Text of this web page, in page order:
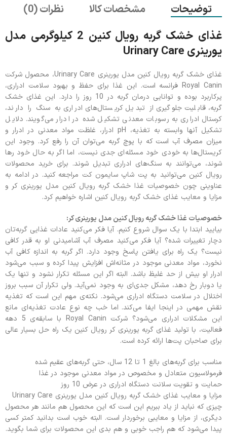
توضیحات مشخصات کالا نظرات (0)
غذای خشک گربه رویال کنین 2 کیلوگرمی مدل
یورینری Urinary Care
غذای خشک گربه رویال کنین مدل یورینری Urinary Care، محصول شرکت
Royal Canin فرانسه است. این غذا برای حفظ و بهبود سلامت ادراری،
پرکاربرد بوده و توانایی درمان گربه در 10 روز را دارد. این غذای خشک
گربه، قابلیت جلوگیری از تبدیل کریستال‌های ادراری به سنگ را دارند،
کرستال ادراری به رسوبات معدنی تشکیل شده در ادرار می‌گویند. دلایل
تشکیل آنها وابسته به تغذیه، pH ادرار، غلظت مواد معدنی در ادرار و
میزان مصرف آب است که با پوچ گربه می‌توان آن را رفع کرد. وجود این
کریستال‌ها به خودی خود مسئله‌ای جدی نیست، اما اگر به حال خود رها
شوند، می‌توانند به سنگ‌های ادراری تبدیل شوند. برای خرید محصولات
رویال کنین می‌توانید به پت شاپ سایمون کت مراجعه کنید. در ادامه به
عناوینی چون خصوصیات غذا خشک گربه رویال کنین مدل یورینری کر و
مزایا و معایب غذای خشک گربه رویال کنین اشاره خواهیم کرد.
خصوصیات غذا خشک گربه رویال کنین مدل یورینری کر:
بیایید ابتدا با یک سوال شروع کنیم. آیا فکر می‌کنید عادات غذایی گربه‌تان
دچار تغییرات شده؟ آیا فکر می‌کنید مصرف آب آشامیدنی او به قدر کافی
نیست؟ یک راه برای یافتن پاسخ وجود دارد. اگر گربه به اندازه کافی آب
نخورد، مواد معدنی موجود در مثانه‌اش افزایش پیدا کرده و سبب می‌شود
ادرار او بیش از حد غلیظ باشد. البته اگر این مسئله تکرار نشود و تنها یک
یا دوبار رخ دهد، مشکل جدی‌ای به وجود نمی‌آید. ولی تکرار آن سبب بروز
اختلال در سلامت دستگاه ادراری می‌شود. نکته‌ی مهم این است که تغذیه
نقش مهمی در اینجا ایفا می‌کند. اما خب چه نوع عادت تغذیه‌ای مانع
این مشکلات ادراری می‌شود؟ شرکت Royal Canin با سابقه‌ی 5 دهه
فعالیت، با تولید غذای گربه یورینری کر رویال کنین یک راه حل بسیار عالی
برای صاحبان پت‌ها ارائه کرده است.
مناسب برای گربه‌های بالغ 1 تا 12 سال، حتی گربه‌های عقیم شده
فرمولاسیون متعادل و مخصوص در مواد معدنی موجود در غذا
حمایت و تقویت سلانت دستگاه ادراری در عرض 10 روز
مزایا و معایب غذای خشک گربه رویال کنین مدل یورینری Urinary Care
چیزی که نباید از یاد ببریم این است که این محصول هم مانند هر محصول
دیگری، از مزایا و معایبی برخوردار است. البته خوب است بدانید کمتر کسی
پیدا می‎‌شود که هم راجب خوبی و هم بدی این محصولات برای شما بگوید.